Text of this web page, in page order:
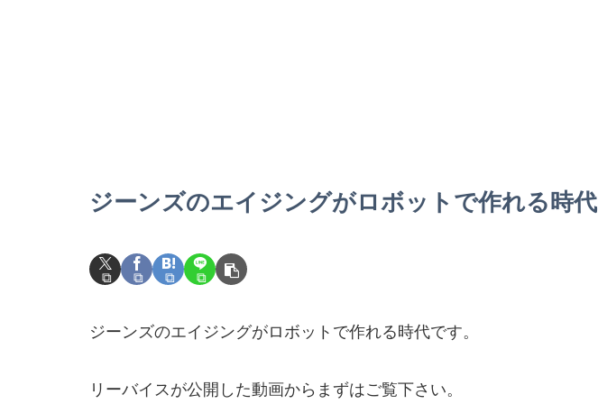
ジーンズのエイジングがロボットで作れる時代
ジーンズのエイジングがロボットで作れる時代です。
リーバイスが公開した動画からまずはご覧下さい。